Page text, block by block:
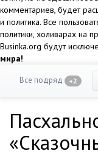
комментариев, будет
и политика. Все
политики, холиварах на
Businka.org будут
мира!
Все подряд +2